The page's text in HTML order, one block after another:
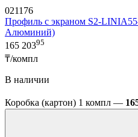
021176
Профиль с экраном S2-
Алюминий)
165 20395
₸/компл
В наличии
Коробка (картон) 1 компл —